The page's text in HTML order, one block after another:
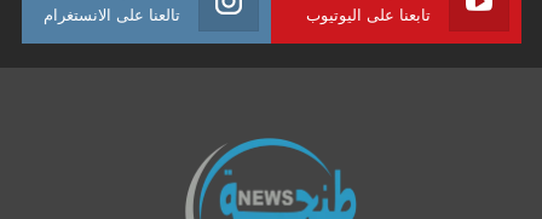
تابعنا على اليوتيوب تالعنا على الانستغرام